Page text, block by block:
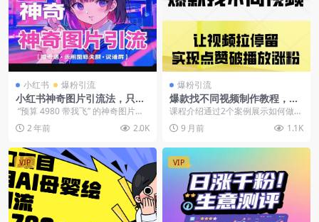
小红书 爆粉引流
小红书神奇图片引流法，只需
一张图轻松引流300
“预算 4980 带我飞” 的神奇图片引
流法，堪称涨粉核武器!只需小...
2 年前 2.0K
爆粉引流
爆款找不同视频制作教程，让
视频拉停留，实现点赞破播放
课程介绍通过2个案例展示如何做找
不同系列的视频让视频拉停留，实
现点赞，破播放，涨...
9 月前 1.1K
VIP VIP